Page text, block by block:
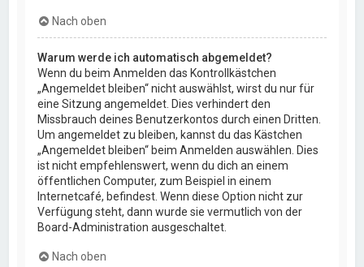
Nach oben
Warum werde ich automatisch abgemeldet?
Wenn du beim Anmelden das Kontrollkästchen
„Angemeldet bleiben“ nicht auswählst, wirst du nur für
eine Sitzung angemeldet. Dies verhindert den
Missbrauch deines Benutzerkontos durch einen Dritten.
Um angemeldet zu bleiben, kannst du das Kästchen
„Angemeldet bleiben“ beim Anmelden auswählen. Dies
ist nicht empfehlenswert, wenn du dich an einem
öffentlichen Computer, zum Beispiel in einem
Internetcafé, befindest. Wenn diese Option nicht zur
Verfügung steht, dann wurde sie vermutlich von der
Board-Administration ausgeschaltet.
Nach oben